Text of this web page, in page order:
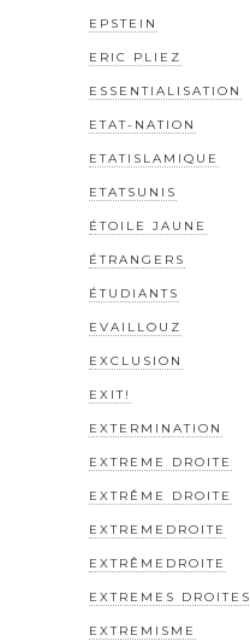
EPSTEIN
ERIC PLIEZ
ESSENTIALISATION
ETAT-NATION
ETATISLAMIQUE
ETATSUNIS
ÉTOILE JAUNE
ÉTRANGERS
ÉTUDIANTS
EVAILLOUZ
EXCLUSION
EXIT!
EXTERMINATION
EXTREME DROITE
EXTRÊME DROITE
EXTREMEDROITE
EXTRÊMEDROITE
EXTREMES DROITES
EXTREMISME